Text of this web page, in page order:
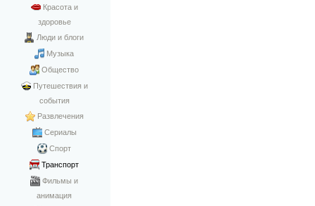
Красота и
здоровье
Люди и блоги
Музыка
Общество
Путешествия и
события
Развлечения
Сериалы
Спорт
Транспорт
Фильмы и
анимация